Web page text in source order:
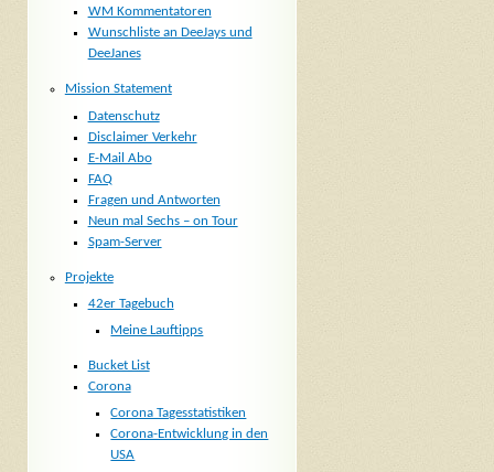
WM Kommentatoren
Wunschliste an DeeJays und
DeeJanes
Mission Statement
Datenschutz
Disclaimer Verkehr
E-Mail Abo
FAQ
Fragen und Antworten
Neun mal Sechs – on Tour
Spam-Server
Projekte
42er Tagebuch
Meine Lauftipps
Bucket List
Corona
Corona Tagesstatistiken
Corona-Entwicklung in den
USA